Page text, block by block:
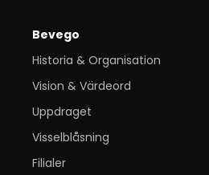
Bevego
Historia & Organisation
Vision & Värdeord
Uppdraget
Visselblåsning
Filialer